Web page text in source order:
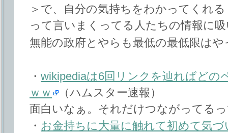
＞で、自分の気持ちをわかってくれ
って言いまくってる人たちの情報に
無能の政府とやらも最低の最低限は
・ wikipediaは6回リンクを辿ればどの
ｗｗ
（ハムスター速報）
面白いなぁ。それだけつながってる
・ お金持ちに大量に触れて初めて気